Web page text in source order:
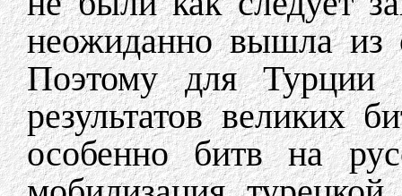
неожиданно вышла из
Поэтому для Турции
результатов великих
особенно битв на